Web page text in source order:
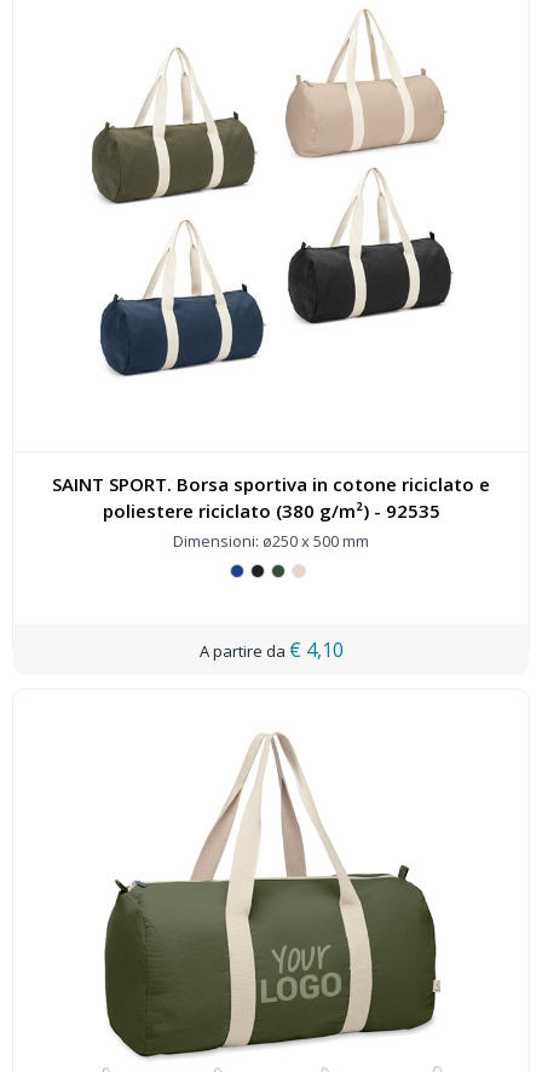
SAINT SPORT. Borsa sportiva in cotone riciclato e
poliestere riciclato (380 g/m²) - 92535
Dimensioni: ø250 x 500 mm
€ 4,10